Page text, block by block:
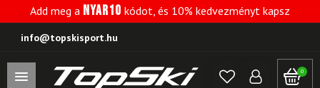
Add meg a NYAR10 kódot, és 10% kedvezményt kapsz
info@topskisport.hu
0